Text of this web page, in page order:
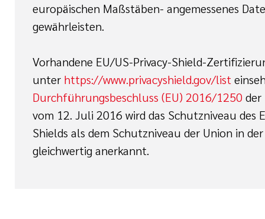
europäischen Maßstäben- angemessenes
gewährleisten.
Vorhandene EU/US-Privacy-Shield-
unter https://www.privacyshield.gov/list
Durchführungsbeschluss (EU) 2016/1250 der
vom 12. Juli 2016 wird das Schutzniveau des
Shields als dem Schutzniveau der Union in
gleichwertig anerkannt.